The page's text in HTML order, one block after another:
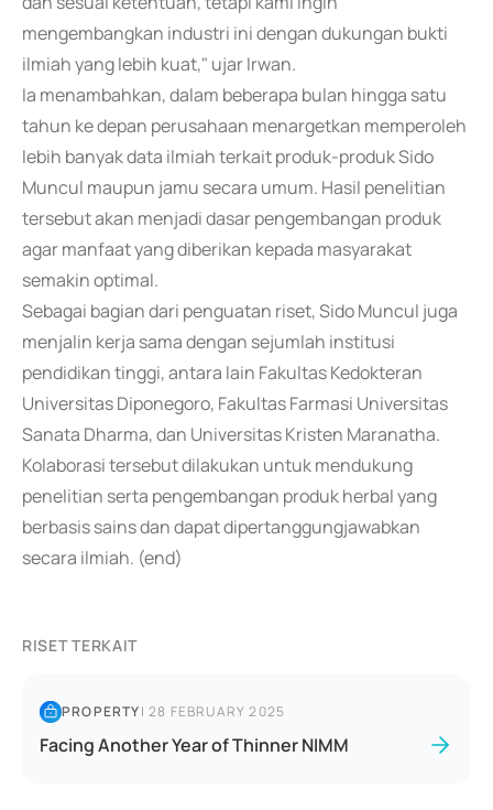
mengembangkan industri ini dengan dukungan bukti
ilmiah yang lebih kuat," ujar Irwan.
Ia menambahkan, dalam beberapa bulan hingga satu
tahun ke depan perusahaan menargetkan memperoleh
lebih banyak data ilmiah terkait produk-produk Sido
Muncul maupun jamu secara umum. Hasil penelitian
tersebut akan menjadi dasar pengembangan produk
agar manfaat yang diberikan kepada masyarakat
semakin optimal.
Sebagai bagian dari penguatan riset, Sido Muncul juga
menjalin kerja sama dengan sejumlah institusi
pendidikan tinggi, antara lain Fakultas Kedokteran
Universitas Diponegoro, Fakultas Farmasi Universitas
Sanata Dharma, dan Universitas Kristen Maranatha.
Kolaborasi tersebut dilakukan untuk mendukung
penelitian serta pengembangan produk herbal yang
berbasis sains dan dapat dipertanggungjawabkan
secara ilmiah. (end)
RISET TERKAIT
PROPERTY|28 FEBRUARY 2025
Facing Another Year of Thinner NIMM